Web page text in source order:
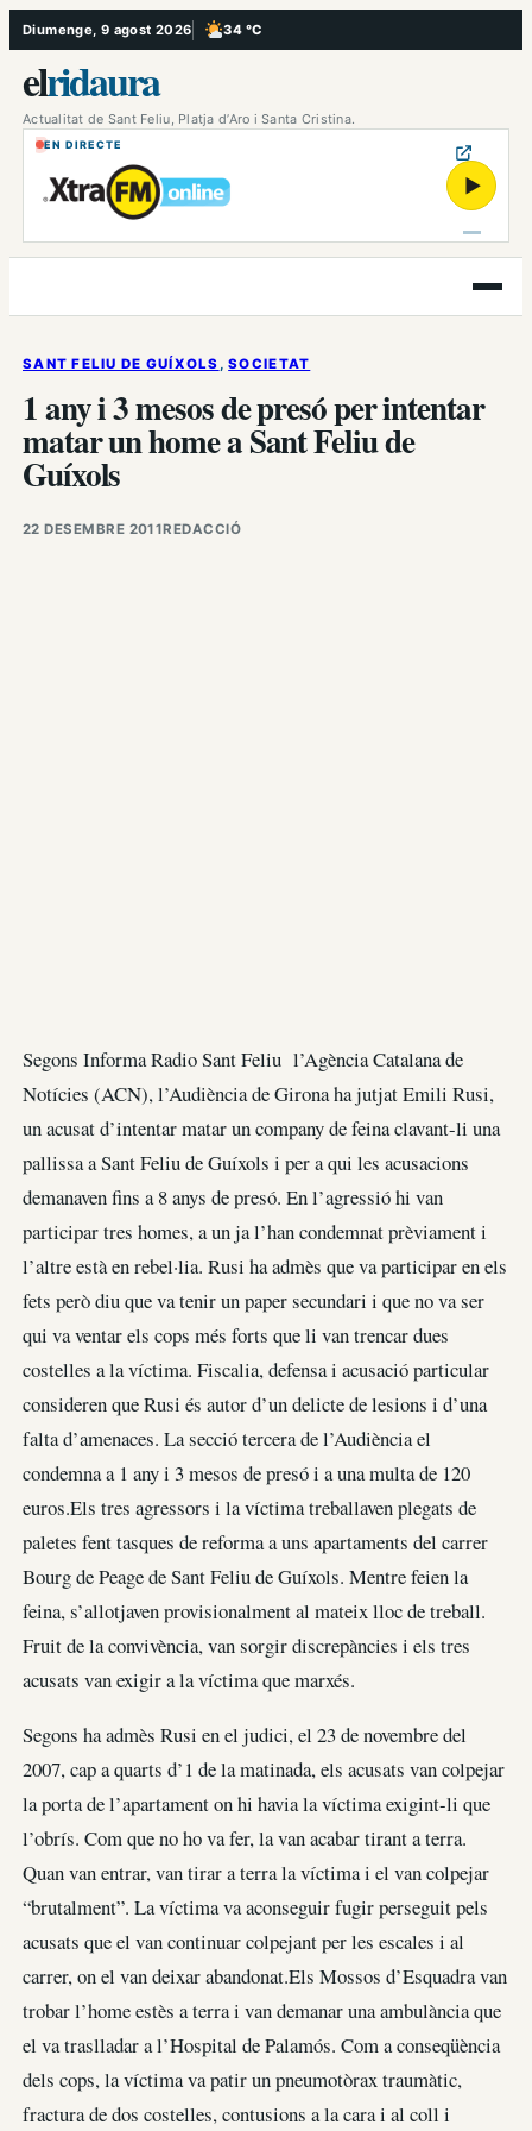
Vés
al
contingut
Diumenge, 9 agost 2026 34 °C
, Poc ennuvolat
elridaura
Actualitat de Sant Feliu, Platja d’Aro i Santa Cristina.
EN DIRECTE
▶
Obre
el
SANT FELIU DE GUÍXOLS , SOCIETAT
1 any i 3 mesos de presó per intentar
matar un home a Sant Feliu de
Guíxols
22 DESEMBRE 2011REDACCIÓ
Segons Informa Radio Sant Feliu l’Agència Catalana de
Notícies (ACN), l’Audiència de Girona ha jutjat Emili Rusi,
un acusat d’intentar matar un company de feina clavant-li una
pallissa a Sant Feliu de Guíxols i per a qui les acusacions
demanaven fins a 8 anys de presó. En l’agressió hi van
participar tres homes, a un ja l’han condemnat prèviament i
l’altre està en rebel·lia. Rusi ha admès que va participar en els
fets però diu que va tenir un paper secundari i que no va ser
qui va ventar els cops més forts que li van trencar dues
costelles a la víctima. Fiscalia, defensa i acusació particular
consideren que Rusi és autor d’un delicte de lesions i d’una
falta d’amenaces. La secció tercera de l’Audiència el
condemna a 1 any i 3 mesos de presó i a una multa de 120
euros.Els tres agressors i la víctima treballaven plegats de
paletes fent tasques de reforma a uns apartaments del carrer
Bourg de Peage de Sant Feliu de Guíxols. Mentre feien la
feina, s’allotjaven provisionalment al mateix lloc de treball.
Fruit de la convivència, van sorgir discrepàncies i els tres
acusats van exigir a la víctima que marxés.
Segons ha admès Rusi en el judici, el 23 de novembre del
2007, cap a quarts d’1 de la matinada, els acusats van colpejar
la porta de l’apartament on hi havia la víctima exigint-li que
l’obrís. Com que no ho va fer, la van acabar tirant a terra.
Quan van entrar, van tirar a terra la víctima i el van colpejar
“brutalment”. La víctima va aconseguir fugir perseguit pels
acusats que el van continuar colpejant per les escales i al
carrer, on el van deixar abandonat.Els Mossos d’Esquadra van
trobar l’home estès a terra i van demanar una ambulància que
el va traslladar a l’Hospital de Palamós. Com a conseqüència
dels cops, la víctima va patir un pneumotòrax traumàtic,
fractura de dos costelles, contusions a la cara i al coll i